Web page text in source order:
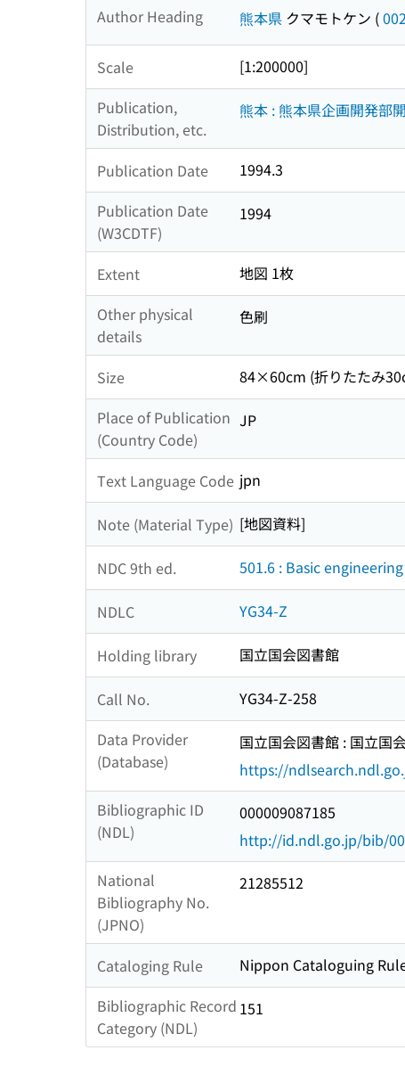
Author Heading 熊本県 クマモトケン (
Scale
[1:200000]
Publication,
Distribution, etc.
熊本 : 熊本県企画開発部
Publication Date
1994.3
Publication Date
(W3CDTF)
1994
Extent
地図 1枚
Other physical
details
色刷
Size
84×60cm (折りたたみ
Place of Publication
(Country Code)
JP
Text Language Code jpn
Note (Material Type) [地図資料]
NDC 9th ed. 501.6 : Basic engineering
NDLC YG34-Z
Holding library 国立国会図書館
Call No.
YG34-Z-258
Data Provider
(Database)
国立国会図書館 : 国立国
https://
Bibliographic ID
(NDL)
000009087185
http://id.ndl.go.jp/bib/
National
Bibliography No.
(JPNO)
21285512
Cataloging Rule
Nippon Cataloguing
Bibliographic Record
Category (NDL)
151